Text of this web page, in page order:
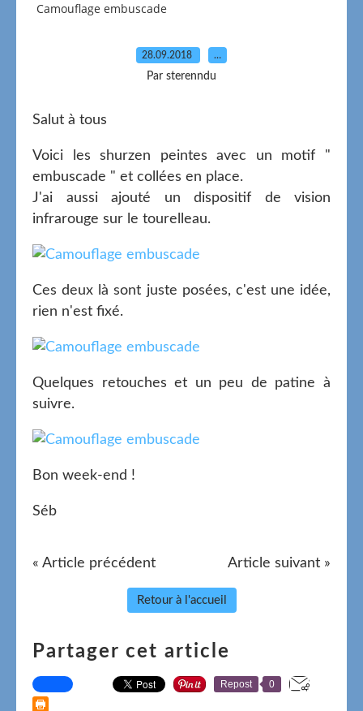
Camouflage embuscade
28.09.2018 …
Par sterenndu
Salut à tous
Voici les shurzen peintes avec un motif "
embuscade " et collées en place.
J'ai aussi ajouté un dispositif de vision
infrarouge sur le tourelleau.
Ces deux là sont juste posées, c'est une idée,
rien n'est fixé.
Quelques retouches et un peu de patine à
suivre.
Bon week-end !
Séb
« Article précédent Article suivant »
Retour à l'accueil
Partager cet article
Repost 0